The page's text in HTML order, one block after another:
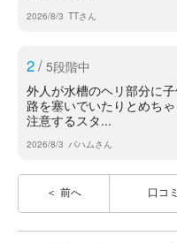
2026/8/3 TTさん
2/ 5段階中
外人が水槽のヘリ部分に
路を塞いでいたりとめち
注意するスタ...
2026/8/3 バハムさん
前へ 口コ